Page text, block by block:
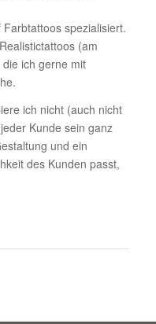
spezialisiert.
(am
ich gerne mit
ich nicht (auch nicht
Kunde sein ganz
und ein
des Kunden passt,